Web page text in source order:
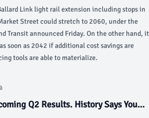
Link light rail extension including stops in
Street could stretch to 2060, under the
Transit announced Friday. On the other hand, it
soon as 2042 if additional cost savings are
tools are able to materialize.
Q2 Results. History Says You